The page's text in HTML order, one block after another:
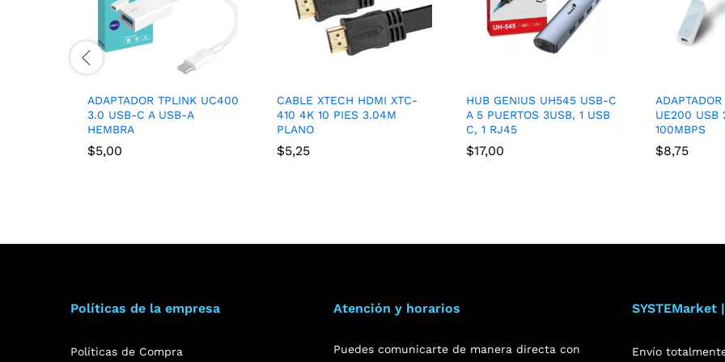
ADAPTADOR TPLINK UC400
3.0 USB-C A USB-A
HEMBRA
$5,00
CABLE XTECH HDMI XTC-
410 4K 10 PIES 3.04M
PLANO
$5,25
HUB GENIUS UH545 USB-C
A 5 PUERTOS 3USB, 1 USB
C, 1 RJ45
$17,00
UE200 USB
100MBPS
$8,75
Políticas de la empresa
Políticas de Compra
Atención y horarios
Puedes comunicarte de manera directa con
SYSTEMarket
Envío